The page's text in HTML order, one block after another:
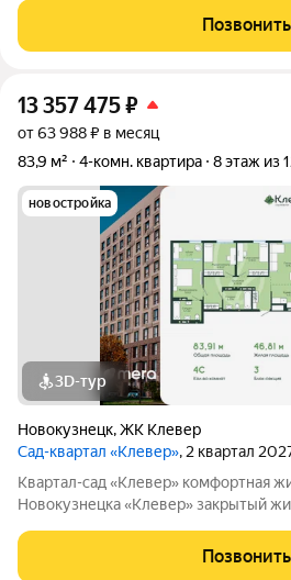
остекленная лоджия. Квартира
этажный дом, с последних этажей
Позвонить
13 357 475₽
от 63 988 ₽ в месяц
83,9 м²
4-комн. квартира 8 этаж из
новостройка
3D-тур
Новокузнецк,ЖК Клевер
Сад-квартал «Клевер», 2 квартал
Квартал-сад «Клевер» комфортная жизнь в центре
Новокузнецка «Клевер» закрытый жилой квартал в центре
Продуманная инфраструктура, двор
благоустроенная территория создают
Позвонить